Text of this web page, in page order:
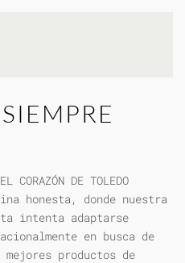
CORAZÓN DE TOLEDO
honesta, donde nuestra
intenta adaptarse
en busca de
mejores productos de